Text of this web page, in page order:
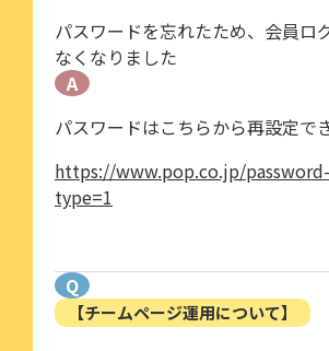
パスワードを忘れたため、会員ロ
なくなりました
A
パスワードはこちらから再設定で
https://www.pop.co.jp/
type=1
Q
【チームページ運用について】